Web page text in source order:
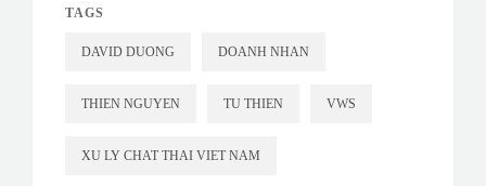
TAGS
DAVID DUONG DOANH NHAN
THIEN NGUYEN TU THIEN VWS
XU LY CHAT THAI VIET NAM